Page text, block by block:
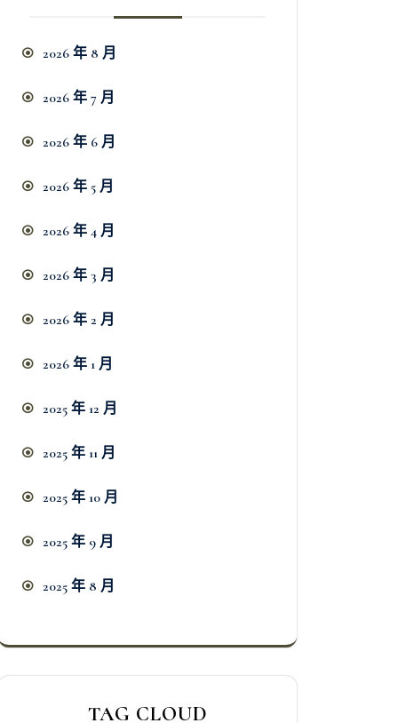
2026 年 8 月
2026 年 7 月
2026 年 6 月
2026 年 5 月
2026 年 4 月
2026 年 3 月
2026 年 2 月
2026 年 1 月
2025 年 12 月
2025 年 11 月
2025 年 10 月
2025 年 9 月
2025 年 8 月
TAG CLOUD